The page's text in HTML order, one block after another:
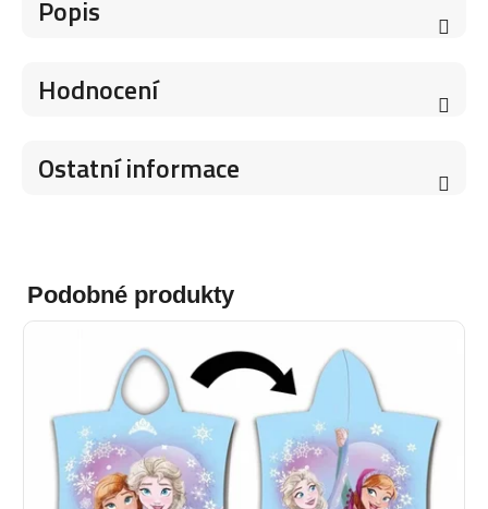
Popis
Hodnocení
Ostatní informace
Podobné produkty